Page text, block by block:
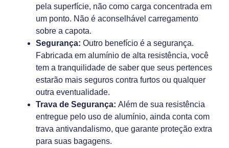
pela superfície, não como carga concentrada em
um ponto. Não é aconselhável carregamento
sobre a capota.
Segurança: Outro benefício é a segurança.
Fabricada em alumínio de alta resistência, você
tem a tranquilidade de saber que seus pertences
estarão mais seguros contra furtos ou qualquer
outra eventualidade.
Trava de Segurança: Além de sua resistência
entregue pelo uso de alumínio, ainda conta com
trava antivandalismo, que garante proteção extra
para suas bagagens.